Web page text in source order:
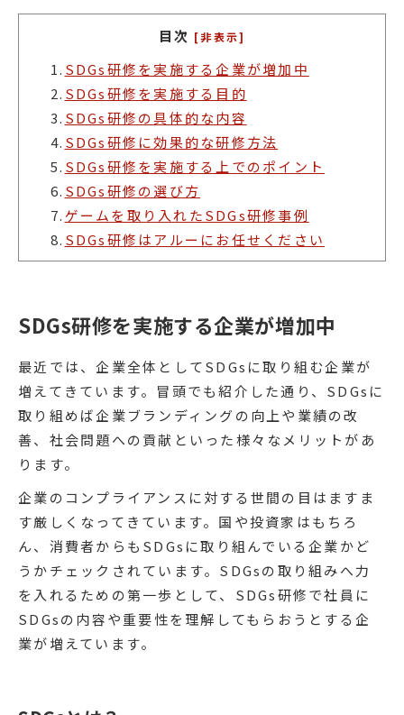
目次 [非表示]
1. SDGs研修を実施する企業が増加中
2. SDGs研修を実施する目的
3. SDGs研修の具体的な内容
4. SDGs研修に効果的な研修方法
5. SDGs研修を実施する上でのポイント
6. SDGs研修の選び方
7.ゲームを取り入れたSDGs研修事例
8. SDGs研修はアルーにお任せください
SDGs研修を実施する企業が増加中
最近では、企業全体としてSDGsに取り組む企業が
増えてきています。冒頭でも紹介した通り、SDGsに
取り組めば企業ブランディングの向上や業績の改
善、社会問題への貢献といった様々なメリットがあ
ります。
企業のコンプライアンスに対する世間の目はますま
す厳しくなってきています。国や投資家はもちろ
ん、消費者からもSDGsに取り組んでいる企業かど
うかチェックされています。SDGsの取り組みへ力
を入れるための第一歩として、SDGs研修で社員に
SDGsの内容や重要性を理解してもらおうとする企
業が増えています。